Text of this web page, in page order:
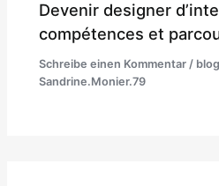
Devenir designer
compétences et
Schreibe einen Kommentar /
Sandrine.Monier.79